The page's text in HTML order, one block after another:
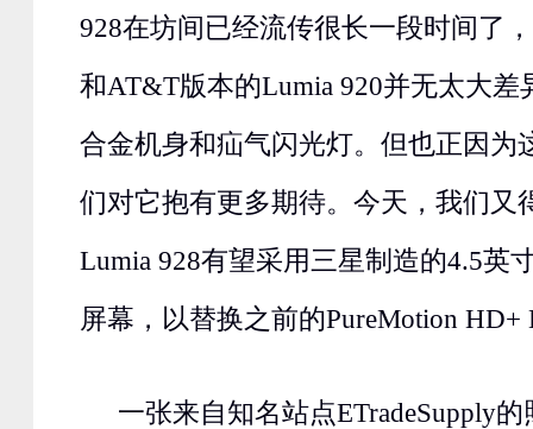
928在坊间已经流传很长一段时间了
和AT&T版本的Lumia 920并无太大差
合金机身和疝气闪光灯。但也正因为
们对它抱有更多期待。今天，我们又
Lumia 928有望采用三星制造的4.5英
屏幕，以替换之前的PureMotion HD+
一张来自知名站点ETradeSupply